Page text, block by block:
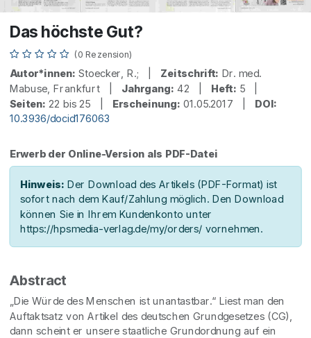
Das höchste Gut?
(0 Rezension)
Autor*innen: Stoecker, R.; | Zeitschrift: Dr. med.
Mabuse, Frankfurt | Jahrgang: 42 | Heft: 5 |
Seiten: 22 bis 25 | Erscheinung: 01.05.2017 | DOI:
10.3936/docid176063
Erwerb der Online-Version als PDF-Datei
Hinweis: Der Download des Artikels (PDF-Format) ist
sofort nach dem Kauf/Zahlung möglich. Den Download
können Sie in Ihrem Kundenkonto unter
https://hpsmedia-verlag.de/my/orders/ vornehmen.
Abstract
„Die Würde des Menschen ist unantastbar.“ Liest man den
Auftaktsatz von Artikel des deutschen Grundgesetzes (CG),
dann scheint er unsere staatliche Grundordnung auf ein